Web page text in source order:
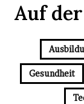
Auf
Gesundheit